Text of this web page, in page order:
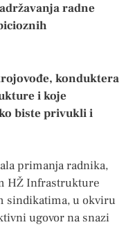
radne
konduktera
i koje
biste privukli i
primanja radnika,
HŽ Infrastrukture
sindikatima, u okviru
ugovor na snazi